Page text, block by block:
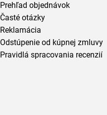
Prehľad objednávok
Časté otázky
Reklamácia
Odstúpenie od kúpnej zmluvy
Pravidlá spracovania recenzií